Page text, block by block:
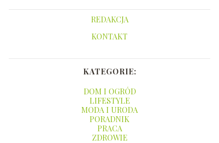
REDAKCJA
KONTAKT
KATEGORIE:
DOM I OGRÓD
LIFESTYLE
MODA I URODA
PORADNIK
PRACA
ZDROWIE